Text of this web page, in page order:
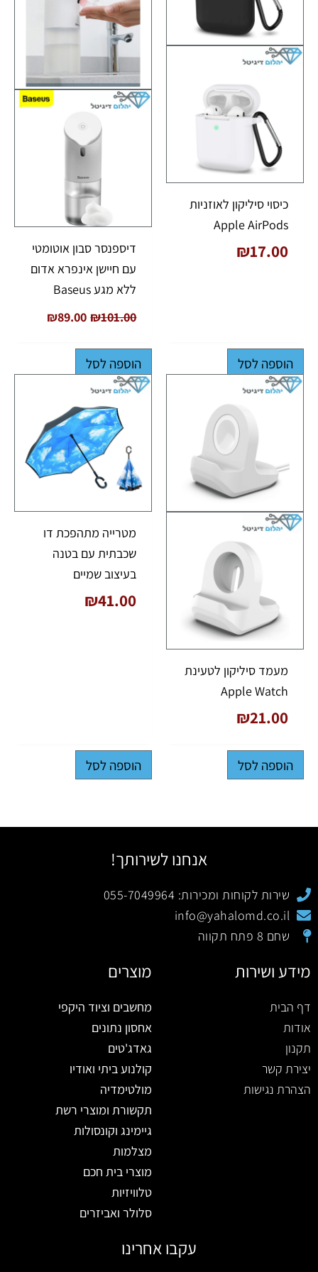
כיסוי סיליקון לאוזניות
Apple AirPods
₪17.00
הוספה לסל
דיספנסר סבון אוטומטי
עם חיישן אינפרא אדום
ללא מגע Baseus
₪101.00
₪89.00
הוספה לסל
מעמד סיליקון לטעינת
Apple Watch
₪21.00
הוספה לסל
מטרייה מתהפכת דו
שכבתית עם בטנה
בעיצוב שמיים
₪41.00
הוספה לסל
אנחנו לשירותך!
שירות לקוחות ומכירות: 055-7049964
info@yahalomd.co.il
שחם 8 פתח תקווה
מידע ושירות
דף הבית
אודות
תקנון
יצירת קשר
הצהרת נגישות
מוצרים
מחשבים וציוד היקפי
אחסון נתונים
גאדג'טים
קולנוע ביתי ואודיו
מולטימדיה
תקשורת ומוצרי רשת
גיימינג וקונסולות
מצלמות
מוצרי בית חכם
טלוויזיות
סלולר ואביזרים
עקבו אחרינו